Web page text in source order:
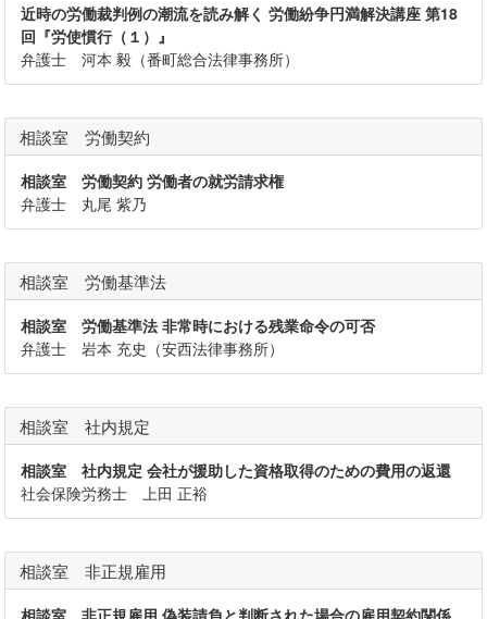
近時の労働裁判例の潮流を読み解く 労働紛争円満解決講座 第18
回『労使慣行（１）』
弁護士 河本 毅（番町総合法律事務所）
相談室 労働契約
相談室 労働契約 労働者の就労請求権
弁護士 丸尾 紫乃
相談室 労働基準法
相談室 労働基準法 非常時における残業命令の可否
弁護士 岩本 充史（安西法律事務所）
相談室 社内規定
相談室 社内規定 会社が援助した資格取得のための費用の返還
社会保険労務士 上田 正裕
相談室 非正規雇用
相談室 非正規雇用 偽装請負と判断された場合の雇用契約関係